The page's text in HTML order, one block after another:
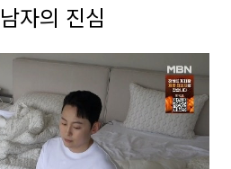
자의 진심